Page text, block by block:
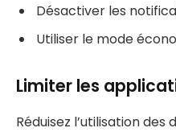
Désactiver les
Utiliser le mode
Limiter les
Réduisez l’utilisation